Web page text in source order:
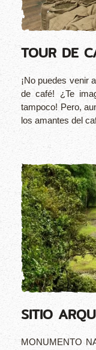
TOUR DE
¡No puedes venir
de café! ¿Te
tampoco! Pero,
los amantes del
SITIO
MONUMENTO